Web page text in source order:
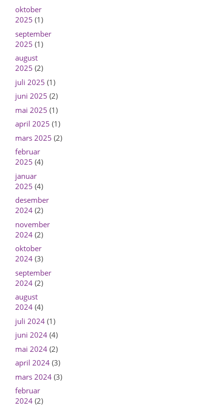
oktober
2025 (1)
september
2025 (1)
august
2025 (2)
juli 2025 (1)
juni 2025 (2)
mai 2025 (1)
april 2025 (1)
mars 2025 (2)
februar
2025 (4)
januar
2025 (4)
desember
2024(2)
november
2024(2)
oktober
2024(3)
september
2024(2)
august
2024(4)
juli 2024(1)
juni 2024(4)
mai 2024(2)
april 2024(3)
mars 2024(3)
februar
2024(2)